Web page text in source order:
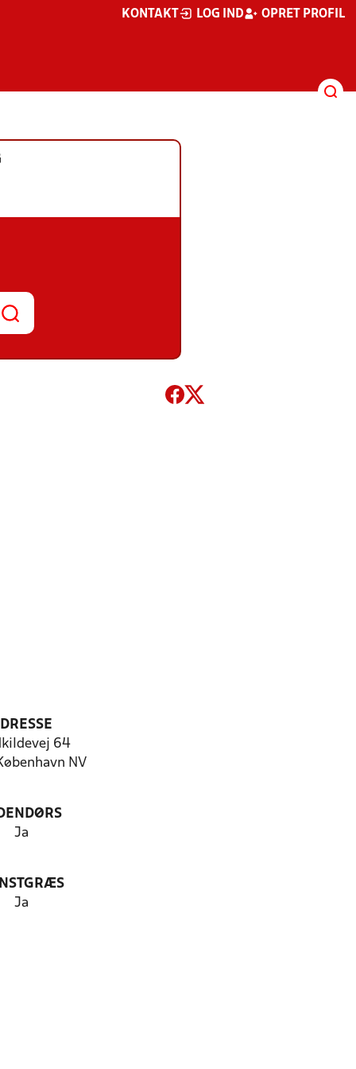
KONTAKT LOG IND OPRET PROFIL
64
NV
Ja
Ja